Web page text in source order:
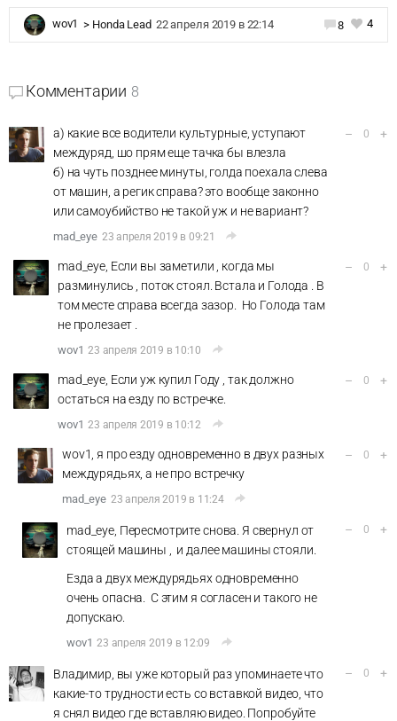
wov1 > Honda Lead 22 апреля 2019 в 22:14 8 4
Комментарии 8
а) какие все водители культурные, уступают
междуряд, шо прям еще тачка бы влезла
б) на чуть позднее минуты, голда поехала слева
от машин, а регик справа? это вообще законно
или самоубийство не такой уж и не вариант?
mad_eye 23 апреля 2019 в 09:21
– 0 +
mad_eye, Если вы заметили , когда мы
разминулись , поток стоял. Встала и Голода . В
том месте справа всегда зазор. Но Голода там
не пролезает .
wov1 23 апреля 2019 в 10:10
– 0 +
mad_eye, Если уж купил Году , так должно
остаться на езду по встречке.
wov1 23 апреля 2019 в 10:12
– 0 +
wov1, я про езду одновременно в двух разных
междурядьях, а не про встречку
mad_eye 23 апреля 2019 в 11:24
– 0 +
mad_eye, Пересмотрите снова. Я свернул от
стоящей машины , и далее машины стояли.
Езда а двух междурядьях одновременно
очень опасна. С этим я согласен и такого не
допускаю.
wov1 23 апреля 2019 в 12:09
– 0 +
Владимир, вы уже который раз упоминаете что
какие-то трудности есть со вставкой видео, что
я снял видео где вставляю видео. Попробуйте
– 0 +